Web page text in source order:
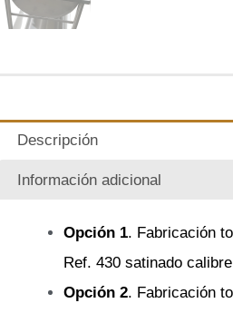
Descripción
Información adicional
Opción 1. Fabricación
Ref. 430 satinado
Opción 2. Fabricación